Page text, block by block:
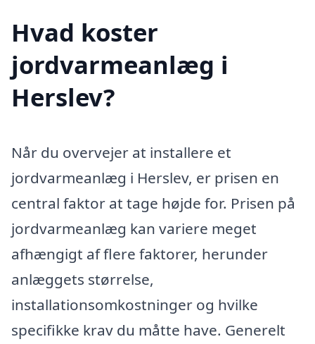
Hvad koster
jordvarmeanlæg i
Herslev?
Når du overvejer at installere et
jordvarmeanlæg i Herslev, er prisen en
central faktor at tage højde for. Prisen på
jordvarmeanlæg kan variere meget
afhængigt af flere faktorer, herunder
anlæggets størrelse,
installationsomkostninger og hvilke
specifikke krav du måtte have. Generelt